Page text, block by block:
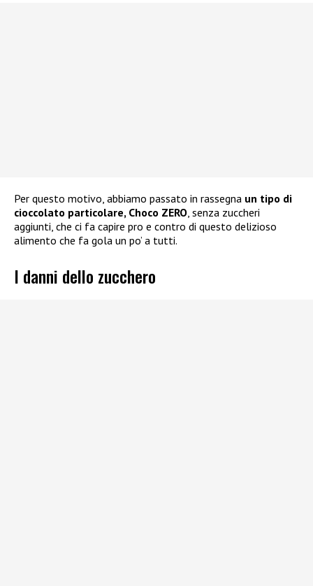
Per questo motivo, abbiamo passato in rassegna un tipo di
cioccolato particolare, Choco ZERO, senza zuccheri
aggiunti, che ci fa capire pro e contro di questo delizioso
alimento che fa gola un po’ a tutti.
I danni dello zucchero